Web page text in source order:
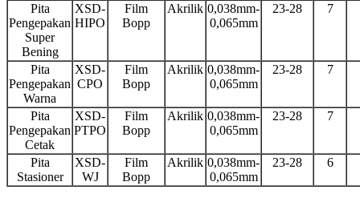
Pita
Pengepakan
Super
Bening
XSD-
HIPO
Film
Bopp
Akrilik 0,038mm-
0,065mm
23-28 7
Pita
Pengepakan
Warna
XSD-
CPO
Film
Bopp
Akrilik 0,038mm-
0,065mm
23-28 7
Pita
Pengepakan
Cetak
XSD-
PTPO
Film
Bopp
Akrilik 0,038mm-
0,065mm
23-28 7
Pita
Stasioner
XSD-
WJ
Film
Bopp
Akrilik 0,038mm-
0,065mm
23-28 6